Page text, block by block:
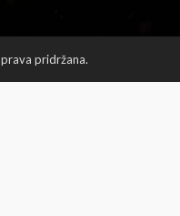
pridržana.